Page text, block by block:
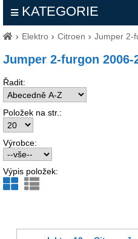
KATEGORIE
Elektro Citroen Jumper 2-
Jumper 2-furgon 2006-
Řadit:
Položek na str.:
Výrobce:
Výpis položek: